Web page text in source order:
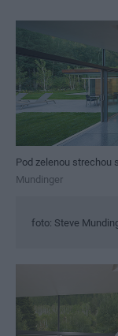
Pod zelenou strechou
Mundinger
foto: Steve